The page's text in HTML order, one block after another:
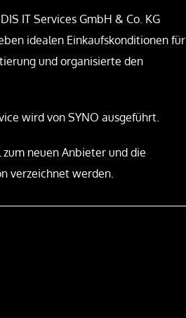
IT Services GmbH & Co. KG
idealen Einkaufskonditionen für
und organisierte den
wird von SYNO ausgeführt.
neuen Anbieter und die
verzeichnet werden.